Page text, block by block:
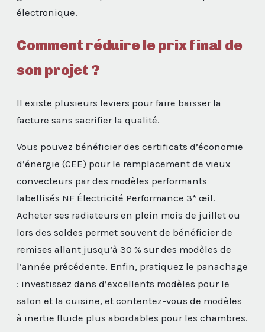
électronique.
Comment réduire le prix final de
son projet ?
Il existe plusieurs leviers pour faire baisser la
facture sans sacrifier la qualité.
Vous pouvez bénéficier des certificats d’économie
d’énergie (CEE) pour le remplacement de vieux
convecteurs par des modèles performants
labellisés NF Électricité Performance 3* œil.
Acheter ses radiateurs en plein mois de juillet ou
lors des soldes permet souvent de bénéficier de
remises allant jusqu’à 30 % sur des modèles de
l’année précédente. Enfin, pratiquez le panachage
: investissez dans d’excellents modèles pour le
salon et la cuisine, et contentez-vous de modèles
à inertie fluide plus abordables pour les chambres.